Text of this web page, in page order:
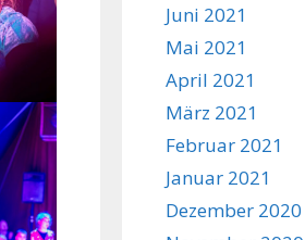
Juni 2021
Mai 2021
April 2021
März 2021
Februar 2021
Januar 2021
Dezember 2020